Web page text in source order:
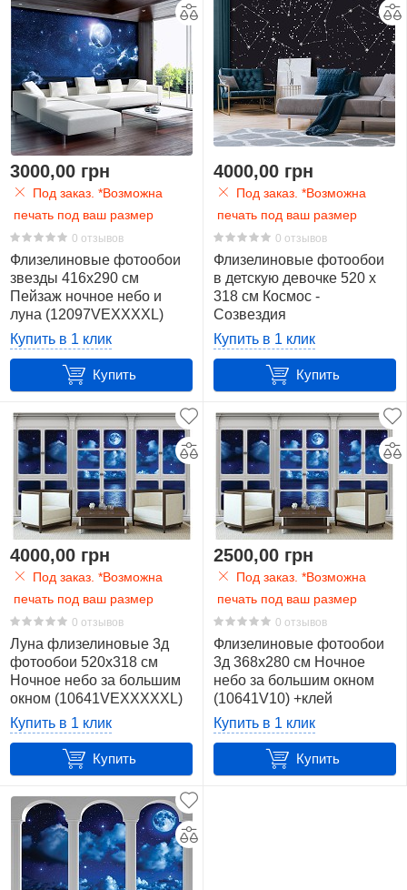
3000,00 грн
Под заказ. *Возможна
печать под ваш размер
0 отзывов
Флизелиновые фотообои
звезды 416x290 см
Пейзаж ночное небо и
луна (12097VEXXXXL)
+клей
Купить в 1 клик
Купить
4000,00 грн
Под заказ. *Возможна
печать под ваш размер
0 отзывов
Флизелиновые фотообои
в детскую девочке 520 x
318 см Космос -
Созвездия
(13873VEXXXXXL)+клей
Купить в 1 клик
Купить
4000,00 грн
Под заказ. *Возможна
печать под ваш размер
0 отзывов
Луна флизелиновые 3д
фотообои 520x318 см
Ночное небо за большим
окном (10641VEXXXXXL)
+клей
Купить в 1 клик
Купить
2500,00 грн
Под заказ. *Возможна
печать под ваш размер
0 отзывов
Флизелиновые фотообои
3д 368x280 см Ночное
небо за большим окном
(10641V10) +клей
Купить в 1 клик
Купить